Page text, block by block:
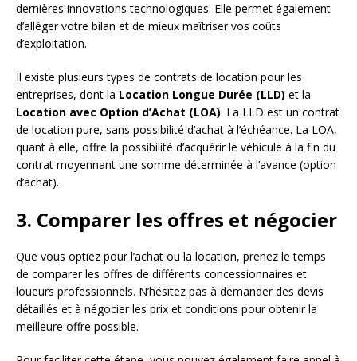
dernières innovations technologiques. Elle permet également
d’alléger votre bilan et de mieux maîtriser vos coûts
d’exploitation.
Il existe plusieurs types de contrats de location pour les
entreprises, dont la Location Longue Durée (LLD) et la
Location avec Option d’Achat (LOA). La LLD est un contrat
de location pure, sans possibilité d’achat à l’échéance. La LOA,
quant à elle, offre la possibilité d’acquérir le véhicule à la fin du
contrat moyennant une somme déterminée à l’avance (option
d’achat).
3. Comparer les offres et négocier
Que vous optiez pour l’achat ou la location, prenez le temps
de comparer les offres de différents concessionnaires et
loueurs professionnels. N’hésitez pas à demander des devis
détaillés et à négocier les prix et conditions pour obtenir la
meilleure offre possible.